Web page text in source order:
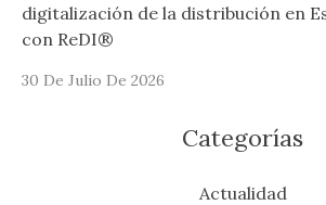
digitalización de la distribución en
con ReDI®
30 De Julio De 2026
Categorías
Actualidad